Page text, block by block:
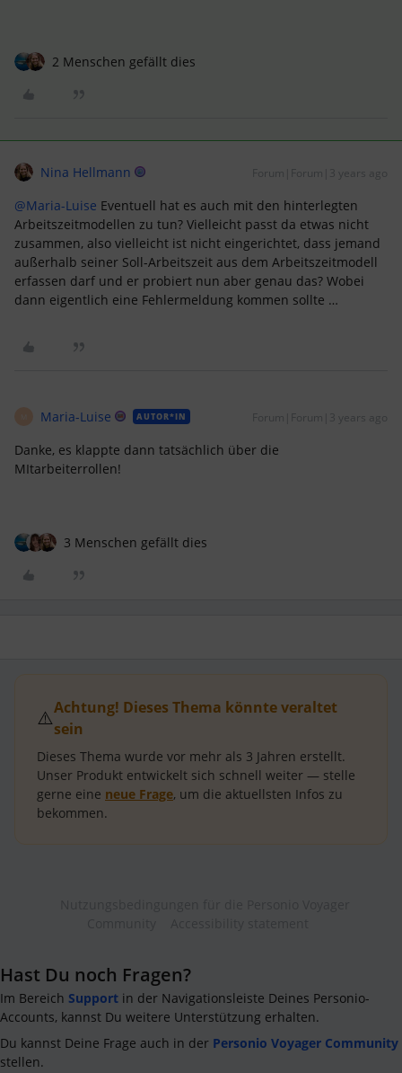
2 Menschen gefällt dies
Nina Hellmann Forum|Forum|3 years ago
@Maria-Luise Eventuell hat es auch mit den hinterlegten
Arbeitszeitmodellen zu tun? Vielleicht passt da etwas nicht
zusammen, also vielleicht ist nicht eingerichtet, dass jemand
außerhalb seiner Soll-Arbeitszeit aus dem Arbeitszeitmodell
erfassen darf und er probiert nun aber genau das? Wobei
dann eigentlich eine Fehlermeldung kommen sollte …
Maria-Luise AUTOR*IN Forum|Forum|3 years ago
Danke, es klappte dann tatsächlich über die
MItarbeiterrollen!
3 Menschen gefällt dies
⚠️Achtung! Dieses Thema könnte veraltet
sein
Dieses Thema wurde vor mehr als 3 Jahren erstellt.
Unser Produkt entwickelt sich schnell weiter — stelle
gerne eine neue Frage, um die aktuellsten Infos zu
bekommen.
Hast Du noch Fragen?
Im Bereich Support in der Navigationsleiste Deines Personio-
Accounts, kannst Du weitere Unterstützung erhalten.
Du kannst Deine Frage auch in der Personio Voyager Community
stellen.